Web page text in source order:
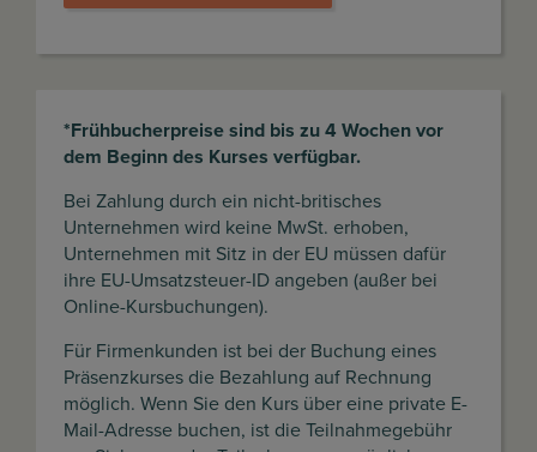
*Frühbucherpreise sind bis zu 4 Wochen vor
dem Beginn des Kurses verfügbar.
Bei Zahlung durch ein nicht-britisches
Unternehmen wird keine MwSt. erhoben,
Unternehmen mit Sitz in der EU müssen dafür
ihre EU-Umsatzsteuer-ID angeben (außer bei
Online-Kursbuchungen).
Für Firmenkunden ist bei der Buchung eines
Präsenzkurses die Bezahlung auf Rechnung
möglich. Wenn Sie den Kurs über eine private E-
Mail-Adresse buchen, ist die Teilnahmegebühr